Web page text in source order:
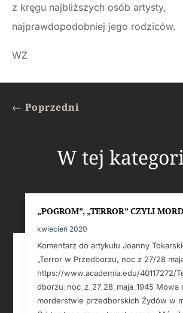
z kręgu najbliższych osób artysty,
najprawdopodobniej jego rodziców.
WZ
← Poprzedni
W tej
„POGROM”, „TERROR” CZYLI MORD
kwiecień 2020
Komentarz do artykułu Joanny
„Terror w Przedborzu, noc z 27/28
https://www.academia.edu/40117272/
dborzu_noc_z_27_28_maja_1945 Mowa
morderstwie przedborskich Żydów w